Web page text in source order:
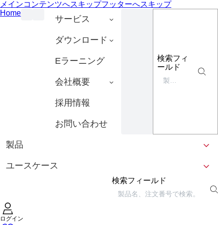
メインコンテンツへスキップフッターへスキップ
Home
サービス
ダウンロード
Eラーニング
会社概要
採用情報
お問い合わせ
検索フィ
ールド
製品
ユースケース
検索フィールド
ログイン